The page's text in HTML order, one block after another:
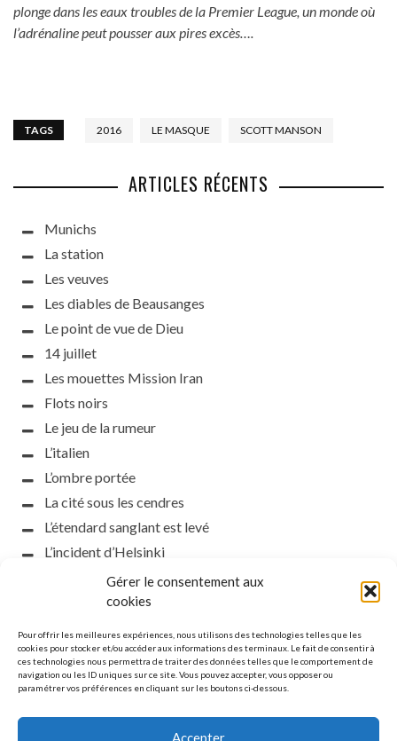
Gérer le consentement aux
cookies
Pour offrir les meilleures expériences, nous utilisons des technologies telles que les
cookies pour stocker et/ou accéder aux informations des terminaux. Le fait de consentir à
ces technologies nous permettra de traiter des données telles que le comportement de
navigation ou les ID uniques sur ce site. Vous pouvez accepter, vous opposer ou
paramétrer vos préférences en cliquant sur les boutons ci-dessous.
Accepter
plonge dans les eaux troubles de la Premier League, un monde où
l’adrénaline peut pousser aux pires excès….
TAGS 2016 LE MASQUE SCOTT MANSON
ARTICLES RÉCENTS
Munichs
La station
Les veuves
Les diables de Beausanges
Le point de vue de Dieu
14 juillet
Les mouettes Mission Iran
Flots noirs
Le jeu de la rumeur
L’italien
L’ombre portée
La cité sous les cendres
L’étendard sanglant est levé
L’incident d’Helsinki
la petite fasciste
Toutes les nuances de la nuit
Que s’obscurcissent le soleil et la lumière
Le silence